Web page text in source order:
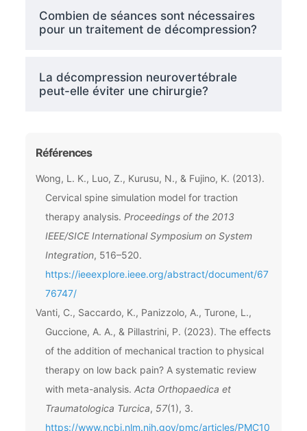
Combien de séances sont nécessaires
pour un traitement de décompression?
La décompression neurovertébrale
peut-elle éviter une chirurgie?
Références
Wong, L. K., Luo, Z., Kurusu, N., & Fujino, K. (2013).
Cervical spine simulation model for traction
therapy analysis. Proceedings of the 2013
IEEE/SICE International Symposium on System
Integration, 516–520.
https://ieeexplore.ieee.org/abstract/document/67
76747/
Vanti, C., Saccardo, K., Panizzolo, A., Turone, L.,
Guccione, A. A., & Pillastrini, P. (2023). The effects
of the addition of mechanical traction to physical
therapy on low back pain? A systematic review
with meta-analysis. Acta Orthopaedica et
Traumatologica Turcica, 57(1), 3.
https://www.ncbi.nlm.nih.gov/pmc/articles/PMC10